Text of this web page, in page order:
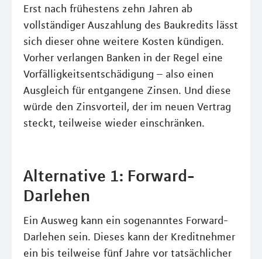
Erst nach frühestens zehn Jahren ab
vollständiger Auszahlung des Baukredits lässt
sich dieser ohne weitere Kosten kündigen.
Vorher verlangen Banken in der Regel eine
Vorfälligkeitsentschädigung – also einen
Ausgleich für entgangene Zinsen. Und diese
würde den Zinsvorteil, der im neuen Vertrag
steckt, teilweise wieder einschränken.
Alternative 1: Forward-
Darlehen
Ein Ausweg kann ein sogenanntes Forward-
Darlehen sein. Dieses kann der Kreditnehmer
ein bis teilweise fünf Jahre vor tatsächlicher